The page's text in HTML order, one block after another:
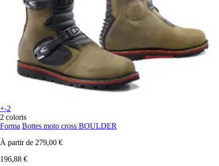
+-2
2 coloris
Forma Bottes moto cross BOULDER
À partir de 279,00 €
196,88 €